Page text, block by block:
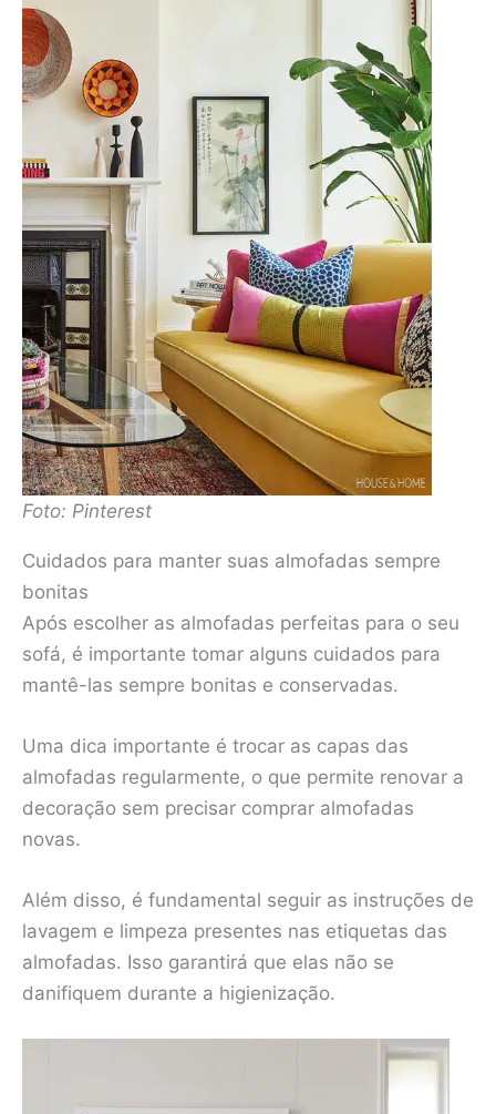
Foto: Pinterest
Cuidados para manter suas almofadas sempre
bonitas
Após escolher as almofadas perfeitas para o seu
sofá, é importante tomar alguns cuidados para
mantê-las sempre bonitas e conservadas.
Uma dica importante é trocar as capas das
almofadas regularmente, o que permite renovar a
decoração sem precisar comprar almofadas
novas.
Além disso, é fundamental seguir as instruções de
lavagem e limpeza presentes nas etiquetas das
almofadas. Isso garantirá que elas não se
danifiquem durante a higienização.